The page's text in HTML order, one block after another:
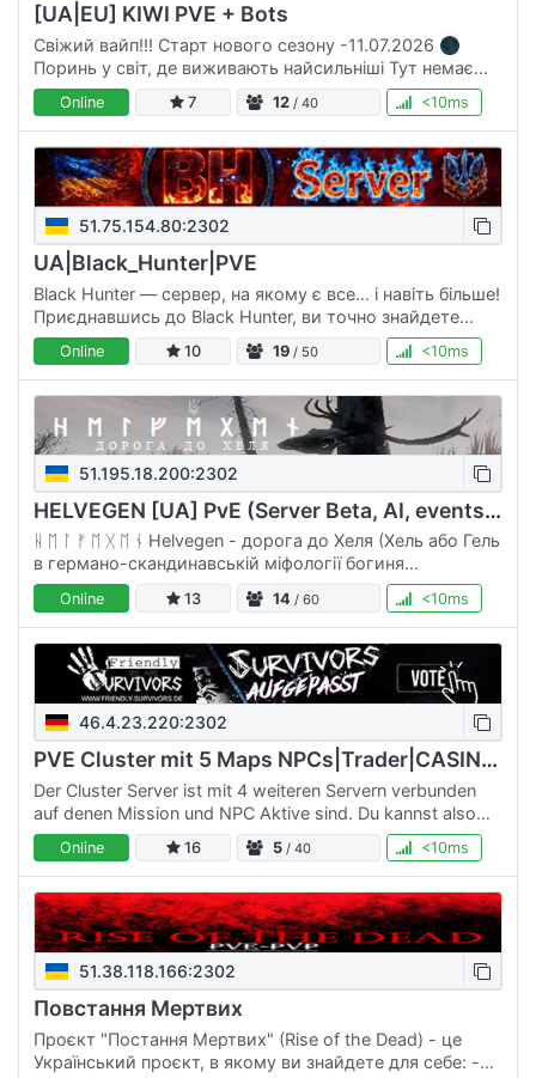
[UA|EU] KIWI PVE + Bots
Свіжий вайп!!! Старт нового сезону -11.07.2026 🌑
Поринь у світ, де виживають найсильніші Тут немає
місця випадковості. Кожен крок — це ризик. Кожен
постріл - це зважене…
Online 7 12 / 40 <10ms
51.75.154.80:2302
UA|Black_Hunter|PVE
Black Hunter — сервер, на якому є все… і навіть більше!
Приєднавшись до Black Hunter, ви точно знайдете
заняття до душі. Сервер пропонує глибокі, продумані
механіки та…
Online 10 19 / 50 <10ms
51.195.18.200:2302
HELVEGEN [UA] PvE (Server Beta, AI, events, quests)
ᚺ ᛖ ᛚ ᚠ ᛖ ᚷ ᛖ ᚾ Helvegen - дорога до Хеля (Хель або Гель
в германо-скандинавській міфології богиня
підземного світу) назва несе в собі символізм
подорожі через темряву і…
Online 13 14 / 60 <10ms
46.4.23.220:2302
PVE Cluster mit 5 Maps NPCs|Trader|CASINO|Schwarzmarkt|Quest
Der Cluster Server ist mit 4 weiteren Servern verbunden
auf denen Mission und NPC Aktive sind. Du kannst also
mit deinem Charakter von Server zu Server reisen mit all…
Online 16 5 / 40 <10ms
51.38.118.166:2302
Повстання Мертвих
Проєкт "Постання Мертвих" (Rise of the Dead) - це
Український проєкт, в якому ви знайдете для себе: -